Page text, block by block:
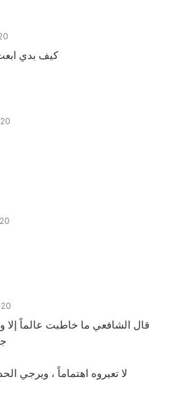
كيف بدي
قال الشافعي ما خاطبت عالماً إلا
- لا تعيروه اهتماماً ، ويرجي